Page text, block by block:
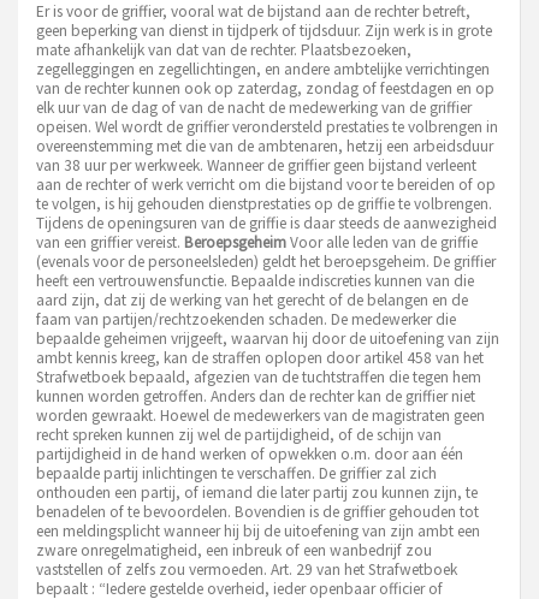
Er is voor de griffier, vooral wat de bijstand aan de rechter betreft,
geen beperking van dienst in tijdperk of tijdsduur. Zijn werk is in grote
mate afhankelijk van dat van de rechter. Plaatsbezoeken,
zegelleggingen en zegellichtingen, en andere ambtelijke verrichtingen
van de rechter kunnen ook op zaterdag, zondag of feestdagen en op
elk uur van de dag of van de nacht de medewerking van de griffier
opeisen. Wel wordt de griffier verondersteld prestaties te volbrengen in
overeenstemming met die van de ambtenaren, hetzij een arbeidsduur
van 38 uur per werkweek. Wanneer de griffier geen bijstand verleent
aan de rechter of werk verricht om die bijstand voor te bereiden of op
te volgen, is hij gehouden dienstprestaties op de griffie te volbrengen.
Tijdens de openingsuren van de griffie is daar steeds de aanwezigheid
van een griffier vereist. BeroepsgeheimVoor alle leden van de griffie
(evenals voor de personeelsleden) geldt het beroepsgeheim. De griffier
heeft een vertrouwensfunctie. Bepaalde indiscreties kunnen van die
aard zijn, dat zij de werking van het gerecht of de belangen en de
faam van partijen/rechtzoekenden schaden. De medewerker die
bepaalde geheimen vrijgeeft, waarvan hij door de uitoefening van zijn
ambt kennis kreeg, kan de straffen oplopen door artikel 458 van het
Strafwetboek bepaald, afgezien van de tuchtstraffen die tegen hem
kunnen worden getroffen. Anders dan de rechter kan de griffier niet
worden gewraakt. Hoewel de medewerkers van de magistraten geen
recht spreken kunnen zij wel de partijdigheid, of de schijn van
partijdigheid in de hand werken of opwekken o.m. door aan één
bepaalde partij inlichtingen te verschaffen. De griffier zal zich
onthouden een partij, of iemand die later partij zou kunnen zijn, te
benadelen of te bevoordelen. Bovendien is de griffier gehouden tot
een meldingsplicht wanneer hij bij de uitoefening van zijn ambt een
zware onregelmatigheid, een inbreuk of een wanbedrijf zou
vaststellen of zelfs zou vermoeden. Art. 29 van het Strafwetboek
bepaalt : “Iedere gestelde overheid, ieder openbaar officier of